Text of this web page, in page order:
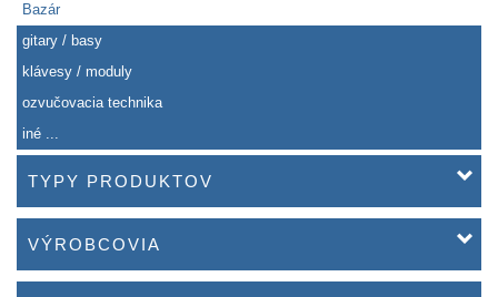
Bazár
gitary / basy
klávesy / moduly
ozvučovacia technika
iné ...
TYPY PRODUKTOV
VÝROBCOVIA